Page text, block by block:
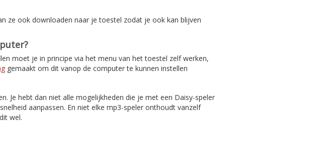
ze ook downloaden naar je toestel zodat je ook kan blijven
moet je in principe via het menu van het toestel zelf werken,
gemaakt om dit vanop de computer te kunnen instellen
Je hebt dan niet alle mogelijkheden die je met een Daisy-speler
aanpassen. En niet elke mp3-speler onthoudt vanzelf
wel.